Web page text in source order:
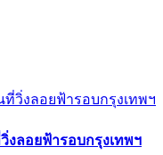
งลอยฟ้ารอบกรุงเทพฯ